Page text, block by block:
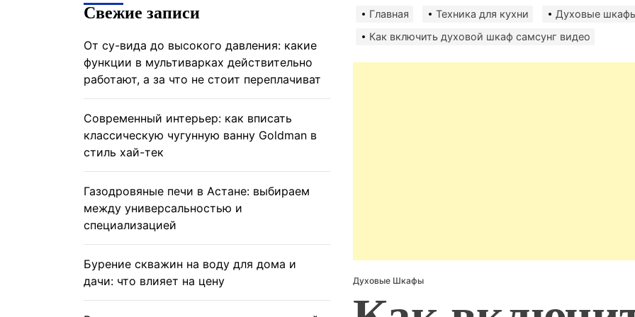
Главная Техника для кухни
Духовые
Как включить духовой шкаф самсунг видео
Духовые Шкафы
Свежие записи
От су-вида до высокого давления: какие
функции в мультиварках действительно
работают, а за что не стоит переплачиват
Современный интерьер: как вписать
классическую чугунную ванну Goldman в
стиль хай-тек
Газодровяные печи в Астане: выбираем
между универсальностью и
специализацией
Бурение скважин на воду для дома и
дачи: что влияет на цену